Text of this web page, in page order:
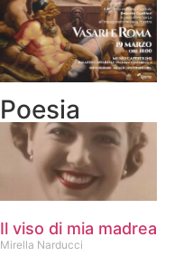
Poesia
Il viso di mia madrea
Mirella Narducci